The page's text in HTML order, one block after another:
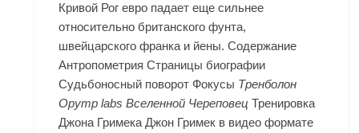
Кривой Рог евро падает еще сильнее
относительно британского фунта,
швейцарского франка и йены. Содержание
Антропометрия Страницы биографии
Судьбоносный поворот Фокусы Тренболон
Opymp labs Вселенной Череповец Тренировка
Джона Гримека Джон Гримек в видео формате